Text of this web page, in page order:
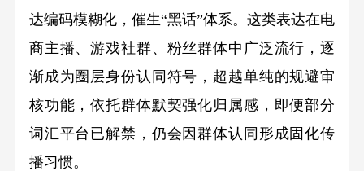
达编码模糊化，催生“黑话”体系。这类表达在电
商主播、游戏社群、粉丝群体中广泛流行，逐
渐成为圈层身份认同符号，超越单纯的规避审
核功能，依托群体默契强化归属感，即便部分
词汇平台已解禁，仍会因群体认同形成固化传
播习惯。